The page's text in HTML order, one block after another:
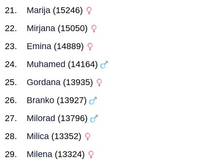
Marija (15246)
Mirjana (15050)
Emina (14889)
Muhamed (14164)
Gordana (13935)
Branko (13927)
Milorad (13796)
Milica (13352)
Milena (13324)